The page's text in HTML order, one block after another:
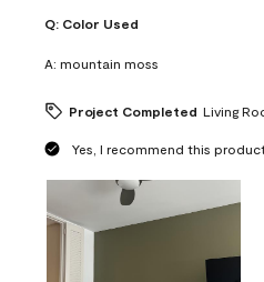
Q: Color Used
A: mountain moss
Project Completed Living
Yes, I recommend this